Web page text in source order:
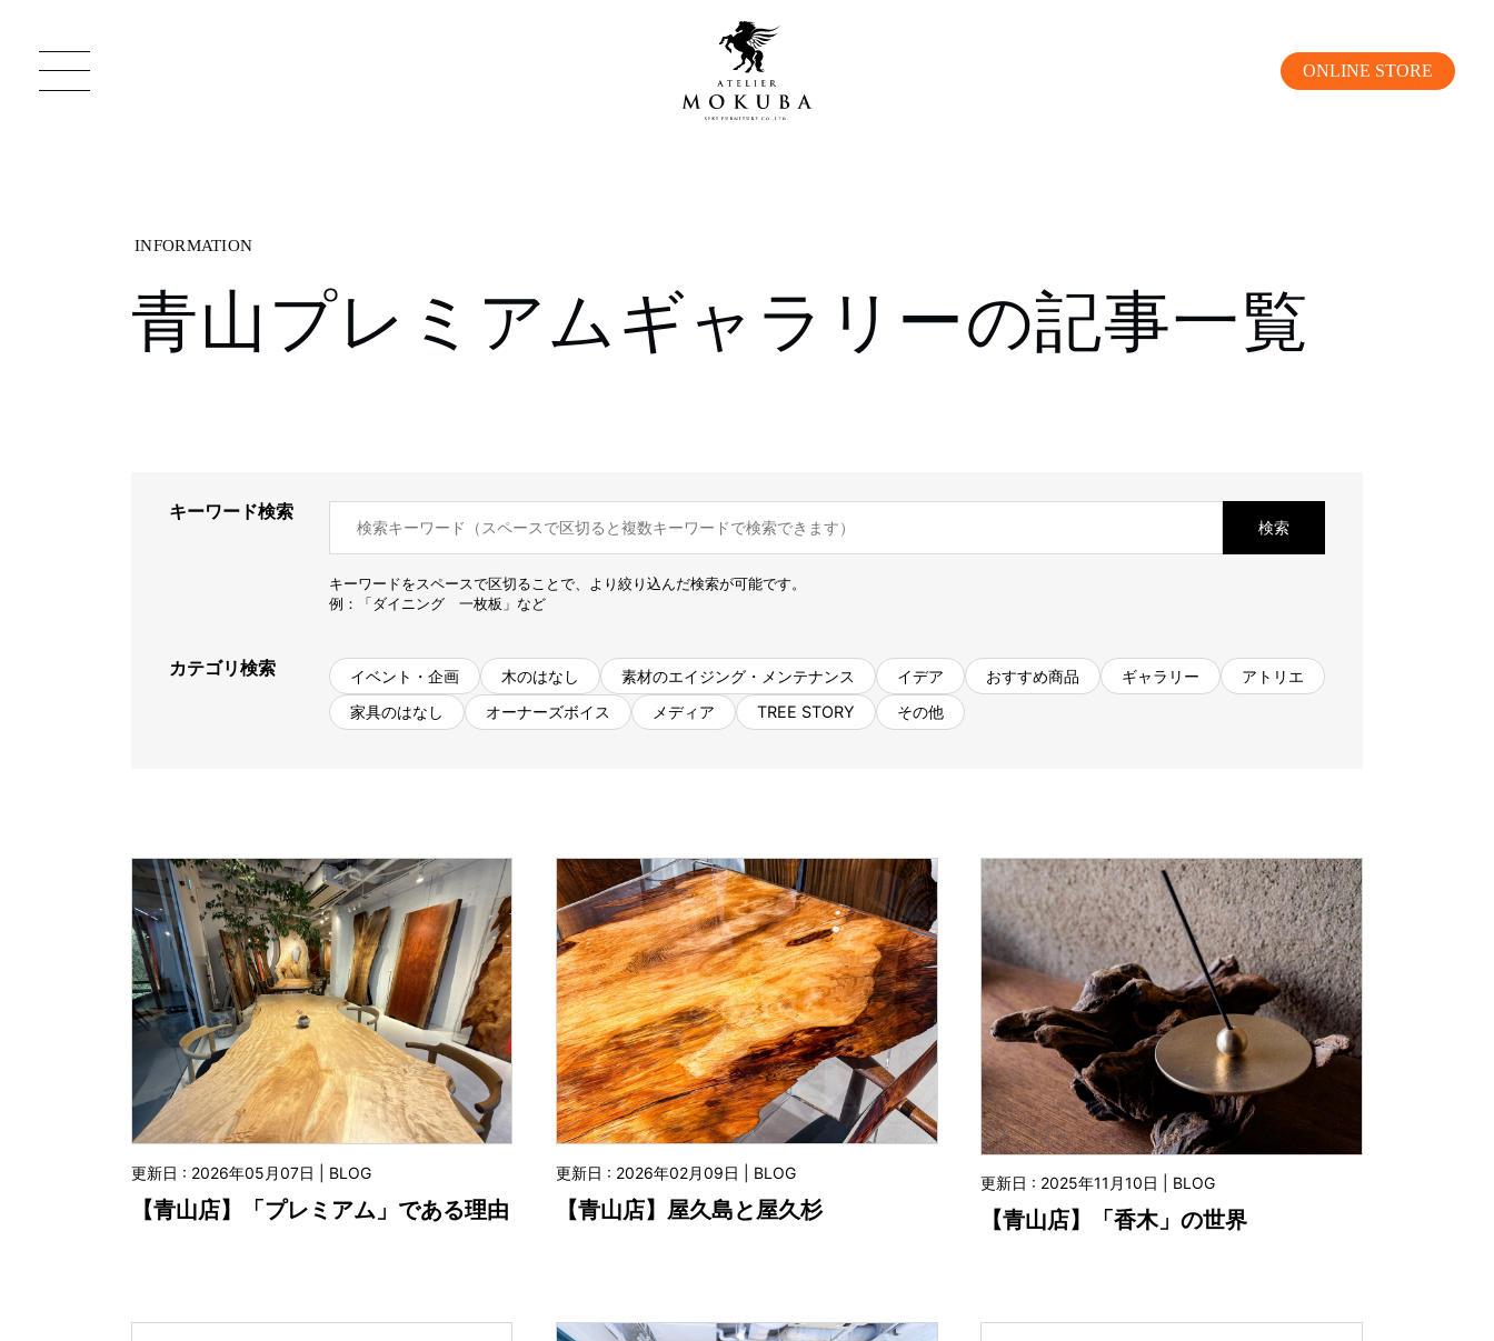
ONLINE STORE
MOKUBA について
ATELIER MOKUBAの一枚板テーブル
特別なダイニングチェア
青山プレミアムギャラリー
新宿ギャラリー
名古屋ギャラリー
大阪梅田ギャラリー
大川ギャラリー【本店】
公式オンラインストア
WEBカタログ
新入荷情報
お客様の声
コーディネート集
NEWS
EVENT
BLOG
よくあるご質問
工務店様・設計会社様向けお問い合わせ
青山プレミアムギャラリーの記事一覧
キーワード検索
検索
キーワードをスペースで区切ることで、より絞り込んだ検索が可能です。
例：「ダイニング 一枚板」など
カテゴリ検索 イベント・企画 木のはなし 素材のエイジング・メンテナンス イデア おすすめ商品 ギャラリー
アトリエ
家具のはなし
オーナーズボイス メディア TREE STORY その他
更新日 : 2026年05月07日 | BLOG
【青山店】「プレミアム」である理由
更新日 : 2026年02月09日 | BLOG
【青山店】屋久島と屋久杉
更新日 : 2025年11月10日 | BLOG
【青山店】「香木」の世界